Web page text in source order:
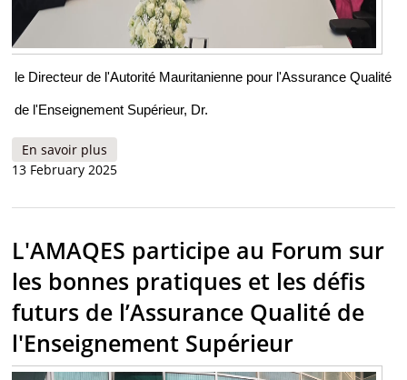
le Directeur de l'Autorité Mauritanienne pour l'Assurance Qualité
de l'Enseignement Supérieur, Dr.
En savoir plus
au Conseil d'Administration du Réseau Arabe
l'Enseignement Supérieur tenu au Koweit
13 February 2025
L'AMAQES participe au Forum sur
les bonnes pratiques et les défis
futurs de l’Assurance Qualité de
l'Enseignement Supérieur